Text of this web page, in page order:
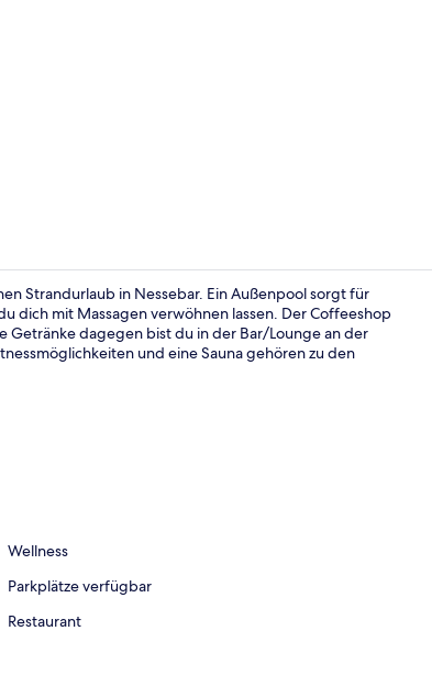
Außenbereich
Strandurlaub in Nessebar. Ein Außenpool sorgt für
dich mit Massagen verwöhnen lassen. Der Coffeeshop
Getränke dagegen bist du in der Bar/Lounge an der
und eine Sauna gehören zu den
Wellness
Parkplätze verfügbar
Restaurant